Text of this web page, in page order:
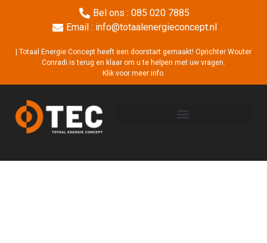
Bel ons : 085 020 7885
Email : info@totaalenergieconcept.nl
| Totaal Energie Concept heeft een doorstart gemaakt! Oprichter Wouter
Conradi is terug en klaar om u te helpen met uw vragen.
Klik voor meer info.